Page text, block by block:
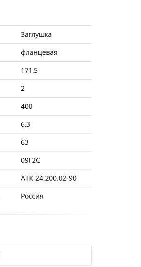
Заглушка
фланцевая
171,5
2
400
6,3
63
09Г2С
АТК 24.200.02-90
Россия